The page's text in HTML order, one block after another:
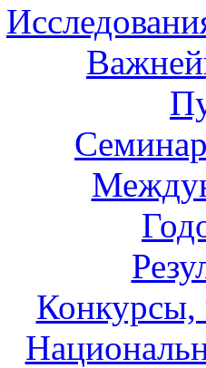
Конкурсы,